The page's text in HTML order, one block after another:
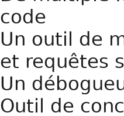
code
Un outil de
et requêtes
Un
Outil de